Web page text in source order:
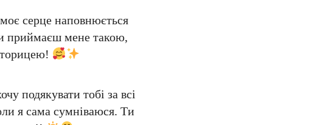
серце наповнюється
приймаєш мене такою,
подякувати тобі за всі
я сама сумніваюся. Ти